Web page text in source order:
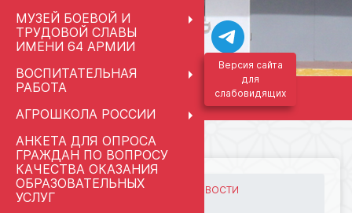
МУЗЕЙ БОЕВОЙ И
ТРУДОВОЙ СЛАВЫ
ИМЕНИ 64 АРМИИ
ВОСПИТАТЕЛЬНАЯ
РАБОТА
АГРОШКОЛА РОССИИ
АНКЕТА ДЛЯ ОПРОСА
ГРАЖДАН ПО ВОПРОСУ
КАЧЕСТВА ОКАЗАНИЯ
ОБРАЗОВАТЕЛЬНЫХ
УСЛУГ
Версия сайта
для
слабовидящих
ГЛАВНАЯ МЕРОПРИЯТИЯ НОВОСТИ